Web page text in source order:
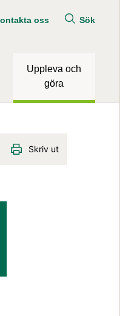
oss Sök
Uppleva och
göra
Skriv ut